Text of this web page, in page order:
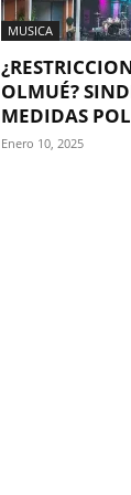
MUSICA
OLMUÉ?
MEDIDAS
Enero 10, 2025